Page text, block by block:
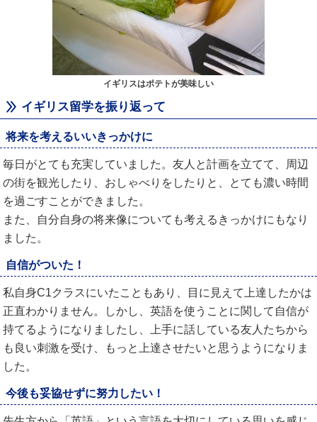
イギリスはポテトが美味しい
イギリス留学を振り返って
将来を考えるいいきっかけに
毎日がとても充実していました。友人と計画を立てて、周辺
の街を観光したり、おしゃべりをしたりと、とても濃い時間
を過ごすことができました。
また、自分自身の将来像についても考えるきっかけにもなり
ました。
自信がついた！
私自身C1クラスにいたこともあり、目に見えて上達したかは
正直わかりません。しかし、英語を使うことに関して自信が
持てるようになりましたし、上手に話している友人たちから
も良い刺激を受け、もっと上達させたいと思うようになりま
した。
今後も妥協せずに努力したい！